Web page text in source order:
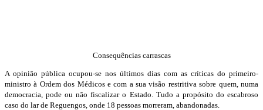
Consequências carrascas
A opinião pública ocupou-se nos últimos dias com as críticas do primeiro-
ministro à Ordem dos Médicos e com a sua visão restritiva sobre quem, numa
democracia, pode ou não fiscalizar o Estado. Tudo a propósito do escabroso
caso do lar de Reguengos, onde 18 pessoas morreram, abandonadas.